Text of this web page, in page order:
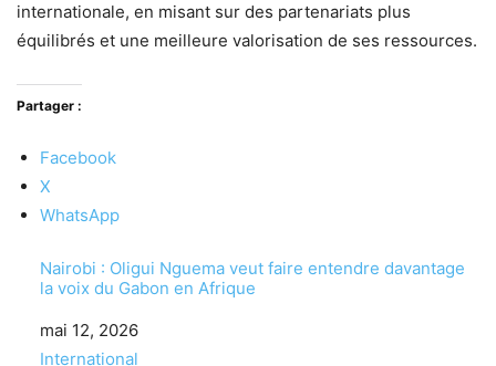
internationale, en misant sur des partenariats plus
équilibrés et une meilleure valorisation de ses ressources.
Partager :
Facebook
X
WhatsApp
Nairobi : Oligui Nguema veut faire entendre davantage
la voix du Gabon en Afrique
Date
mai 12, 2026
Par rapport à
International